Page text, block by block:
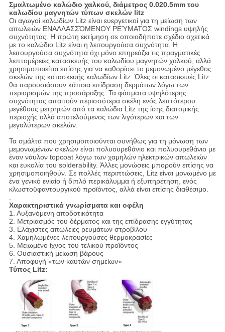
Σμαλτωμένο καλώδιο χαλκού, διάμετρος 0.020.5mm του
καλωδίου μαγνητών τύπων σκελών litz
Οι αγωγοί καλωδίων Litz είναι ευεργετικοί για τη μείωση των
απωλειών ΕΝΑΛΛΑΣΣΌΜΕΝΟΥ ΡΕΎΜΑΤΟΣ windings υψηλής
συχνότητας. Η πρώτη εκτίμηση σε οποιοδήποτε σχέδιο σχετικά
με το καλώδιο Litz είναι η λειτουργούσα συχνότητα. Η
λειτουργούσα συχνότητα όχι μόνο επηρεάζει τις πραγματικές
λεπτομέρειες κατασκευής του καλωδίου μαγνητών χαλκού, αλλά
χρησιμοποιείται επίσης για να καθορίσει το μεμονωμένο μέγεθος
σκελών της κατασκευής καλωδίων Litz. Όλες οι κατασκευές Litz
θα παρουσιάσουν κάποια επίδραση δερμάτων λόγω των
περιορισμών της προσάραξης. Τα φάσματα υψηλότερης
συχνότητας απαιτούν περισσότερα σκέλη ενός λεπτότερου
μεγέθους μετρητών από τα καλώδια Litz της ίσης διατομικής
περιοχής αλλά αποτελούμενος των λιγότερων και των
μεγαλύτερων σκελών.
Τα σμάλτα που χρησιμοποιούνται συνήθως για τη μόνωση των
μεμονωμένων σκελών είναι πολυουρεθάνιο και πολυουρεθάνιο με
έναν νάυλον topcoat λόγω των χαμηλών ηλεκτρικών απωλειών
και ευκολία του solderability. Άλλες μονώσεις μπορούν επίσης να
χρησιμοποιηθούν. Σε πολλές περιπτώσεις, Litz είναι μονωμένο με
ένα γενικό ενιαίο ή διπλό περικάλυμμα ή εξυπηρέτηση, ενός
κλωστοϋφαντουργικού προϊόντος, αλλά είναι επίσης διαθέσιμο.
.
Χαρακτηριστικά γνωρίσματα και οφέλη
1. Αυξανόμενη αποδοτικότητα
2. Μετριασμός του δέρματος και της επίδρασης εγγύτητας
3. Ελάχιστες απώλειες ρευμάτων στροβίλου
4. Χαμηλωμένες λειτουργούσες θερμοκρασίες
5. Μειωμένο ίχνος του τελικού προϊόντος
6. Ουσιαστική μείωση βάρους
7. Αποφυγή «των καυτών σημείων»
Τύπος Litz: